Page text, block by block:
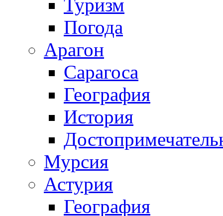
Туризм
Погода
Арагон
Сарагоса
География
История
Мурсия
Астурия
География